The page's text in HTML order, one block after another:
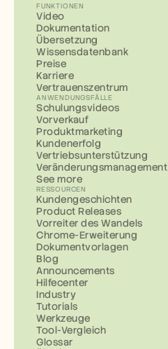
FUNKTIONEN
Video
Dokumentation
Übersetzung
Wissensdatenbank
Preise
Karriere
Vertrauenszentrum
ANWENDUNGSFÄLLE
Schulungsvideos
Vorverkauf
Produktmarketing
Kundenerfolg
Vertriebsunterstützung
Veränderungsmanagement
See more
RESSOURCEN
Kundengeschichten
Product Releases
Vorreiter des Wandels
Chrome-Erweiterung
Dokumentvorlagen
Blog
Announcements
Hilfecenter
Industry
Tutorials
Werkzeuge
Tool-Vergleich
Glossar